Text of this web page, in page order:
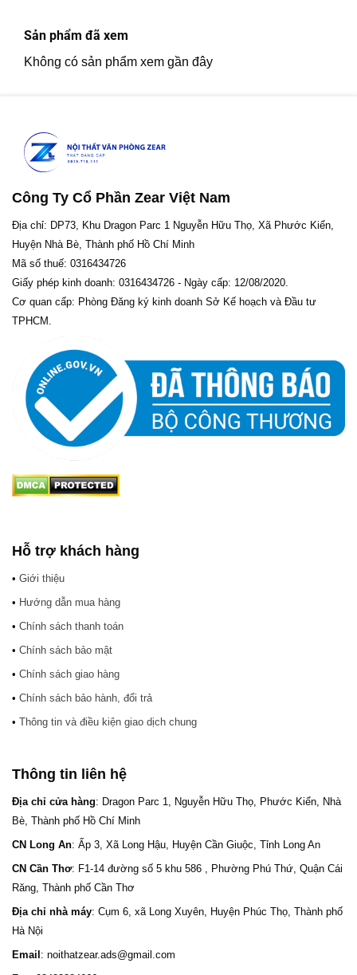
Sản phẩm đã xem
Không có sản phẩm xem gần đây
Công Ty Cổ Phần Zear Việt Nam
Địa chỉ: DP73, Khu Dragon Parc 1 Nguyễn Hữu Thọ, Xã Phước Kiển,
Huyện Nhà Bè, Thành phố Hồ Chí Minh
Mã số thuế: 0316434726
Giấy phép kinh doanh: 0316434726 - Ngày cấp: 12/08/2020.
Cơ quan cấp: Phòng Đăng ký kinh doanh Sở Kế hoạch và Đầu tư
TPHCM.
Hỗ trợ khách hàng
• Giới thiệu
• Hướng dẫn mua hàng
• Chính sách thanh toán
• Chính sách bảo mật
• Chính sách giao hàng
• Chính sách bảo hành, đổi trả
• Thông tin và điều kiện giao dịch chung
Thông tin liên hệ
Địa chỉ cửa hàng: Dragon Parc 1, Nguyễn Hữu Thọ, Phước Kiển, Nhà
Bè, Thành phố Hồ Chí Minh
CN Long An: Ấp 3, Xã Long Hậu, Huyện Cần Giuộc, Tỉnh Long An
CN Cần Thơ: F1-14 đường số 5 khu 586 , Phường Phú Thứ, Quận Cái
Răng, Thành phố Cần Thơ
Địa chỉ nhà máy: Cụm 6, xã Long Xuyên, Huyện Phúc Thọ, Thành phố
Hà Nội
Email : noithatzear.ads@gmail.com